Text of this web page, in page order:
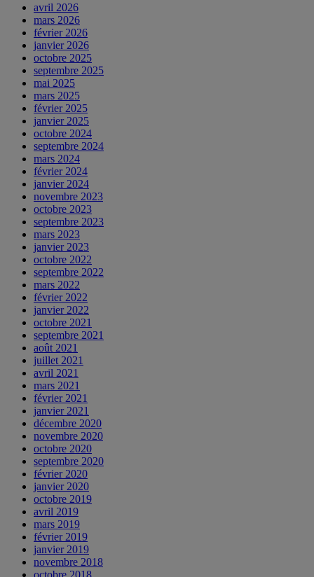
avril 2026
mars 2026
février 2026
janvier 2026
octobre 2025
septembre 2025
mai 2025
mars 2025
février 2025
janvier 2025
octobre 2024
septembre 2024
mars 2024
février 2024
janvier 2024
novembre 2023
octobre 2023
septembre 2023
mars 2023
janvier 2023
octobre 2022
septembre 2022
mars 2022
février 2022
janvier 2022
octobre 2021
septembre 2021
août 2021
juillet 2021
avril 2021
mars 2021
février 2021
janvier 2021
décembre 2020
novembre 2020
octobre 2020
septembre 2020
février 2020
janvier 2020
octobre 2019
avril 2019
mars 2019
février 2019
janvier 2019
novembre 2018
octobre 2018